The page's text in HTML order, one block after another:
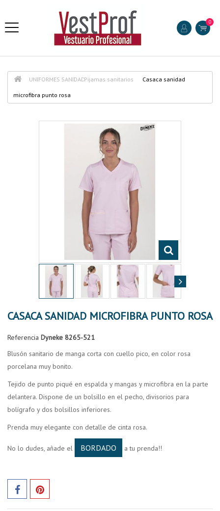
0
UNIFORMES SANIDADPijamas sanitarios Casaca sanidad
microfibra punto rosa
CASACA SANIDAD MICROFIBRA PUNTO ROSA
Referencia Dyneke 8265-521
Blusón sanitario de manga corta con cuello pico, en color rosa
porcelana muy bonito.
Tejido de punto piqué en espalda y mangas y microfibra en la parte
delantera. Dispone de un bolsillo en el pecho, divisorios para
bolígrafo y dos bolsillos inferiores.
Prenda muy elegante con detalle de cinta rosa.
No lo dudes, añade el BORDADO a tu prenda!!